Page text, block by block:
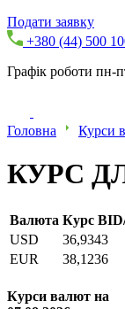
Подати заявку
+380 (44) 500
Графік роботи пн-
Головна Курси
КУРС
Валюта Курс
USD
36,9343
EUR
38,1236
Курси валют на